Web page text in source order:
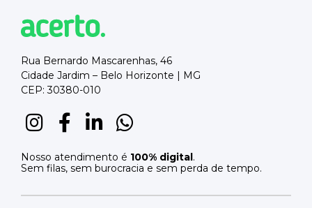
Rua Bernardo Mascarenhas, 46
Cidade Jardim – Belo Horizonte | MG
CEP: 30380-010
Nosso atendimento é 100% digital.
Sem filas, sem burocracia e sem perda de tempo.